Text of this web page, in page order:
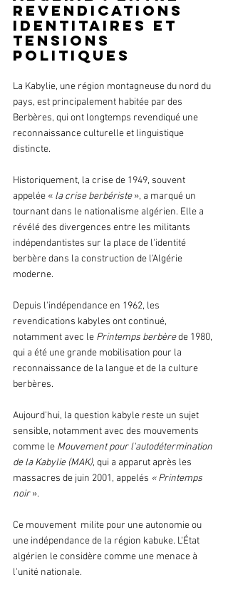
revendications
identitaires et
tensions
politiques
La Kabylie, une région montagneuse du nord du
pays, est principalement habitée par des
Berbères, qui ont longtemps revendiqué une
reconnaissance culturelle et linguistique
distincte.
Historiquement, la crise de 1949, souvent
appelée « la crise berbériste », a marqué un
tournant dans le nationalisme algérien. Elle a
révélé des divergences entre les militants
indépendantistes sur la place de l'identité
berbère dans la construction de l'Algérie
moderne.
Depuis l'indépendance en 1962, les
revendications kabyles ont continué,
notamment avec le Printemps berbère de 1980,
qui a été une grande mobilisation pour la
reconnaissance de la langue et de la culture
berbères.
Aujourd'hui, la question kabyle reste un sujet
sensible, notamment avec des mouvements
comme le Mouvement pour l'autodétermination
de la Kabylie (MAK), qui a apparut après les
massacres de juin 2001, appelés « Printemps
noir ».
Ce mouvement  milite pour une autonomie ou
une indépendance de la région kabuke. L'État
algérien le considère comme une menace à
l'unité nationale.